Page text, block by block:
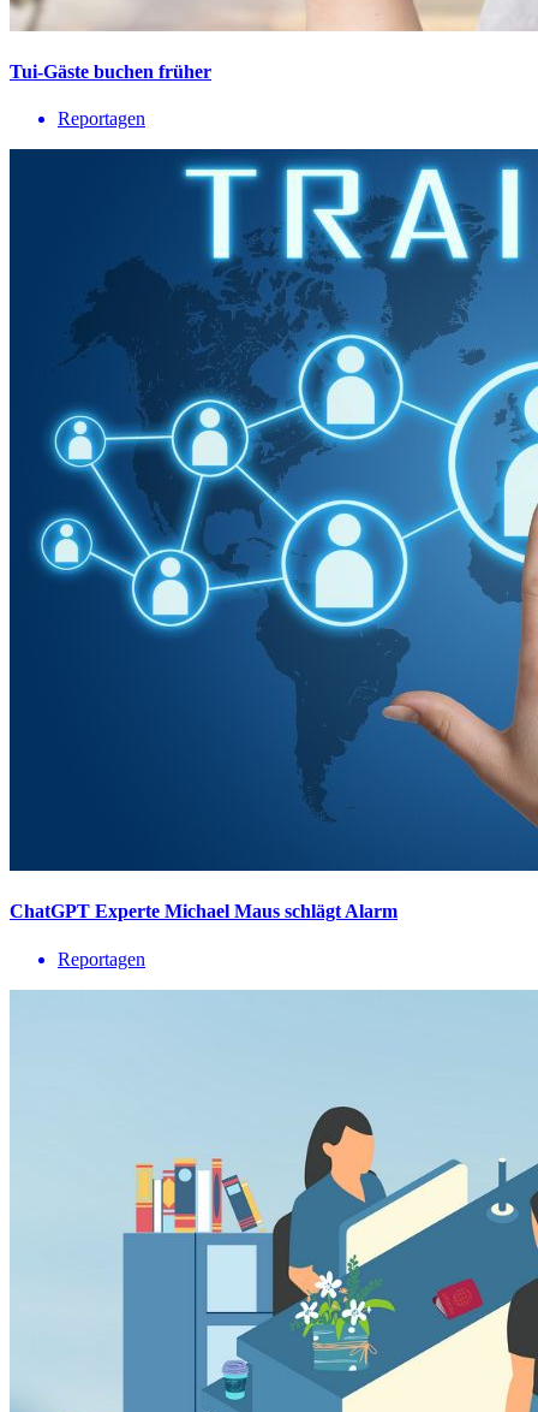
Tui-Gäste buchen früher
Reportagen
ChatGPT Experte Michael Maus schlägt Alarm
Reportagen